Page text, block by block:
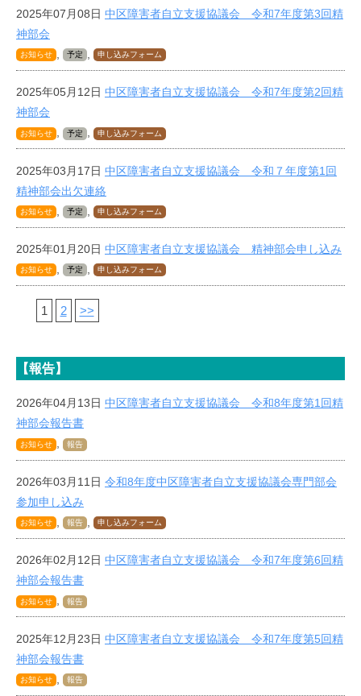
2025年07月08日 中区障害者自立支援協議会 令和7年度第3回精
神部会
お知らせ , 予定 , 申し込みフォーム
2025年05月12日 中区障害者自立支援協議会 令和7年度第2回精
神部会
お知らせ , 予定 , 申し込みフォーム
2025年03月17日 中区障害者自立支援協議会 令和７年度第1回
精神部会出欠連絡
お知らせ , 予定 , 申し込みフォーム
2025年01月20日 中区障害者自立支援協議会 精神部会申し込み
お知らせ , 予定 , 申し込みフォーム
1 2 >>
【報告】
2026年04月13日 中区障害者自立支援協議会 令和8年度第1回精
神部会報告書
お知らせ , 報告
2026年03月11日 令和8年度中区障害者自立支援協議会専門部会
参加申し込み
お知らせ , 報告 , 申し込みフォーム
2026年02月12日 中区障害者自立支援協議会 令和7年度第6回精
神部会報告書
お知らせ , 報告
2025年12月23日 中区障害者自立支援協議会 令和7年度第5回精
神部会報告書
お知らせ , 報告